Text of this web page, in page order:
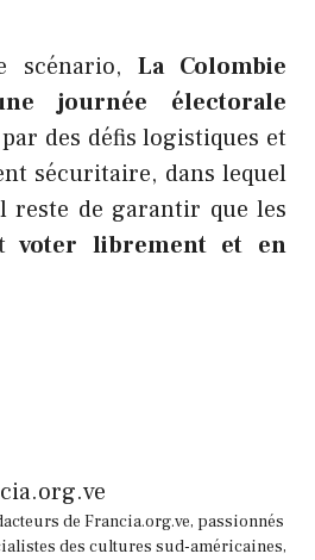
scénario,La Colombie
journée électorale
des défis logistiques et
sécuritaire, dans lequel
reste de garantir que les
voter librement et en
de Francia.org.ve, passionnés
des cultures sud-américaines,